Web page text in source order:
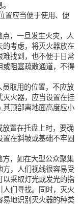
置应当便于使用、便
，一旦发生火灾，人
的考虑，将灭火器放在
难找到，也不便于日常
或阻塞疏散通道，不得
取用的位置，不应放
灭火器，应当设置在挂
其顶部离地面高度应小
置在托盘上时，要确
在斜坡或基础不牢固
，如在大型公众聚集
方，人们视线很容易受
以采取灯光或发光的指
人们寻找。同时，灭火
易地识别灭火器的种类